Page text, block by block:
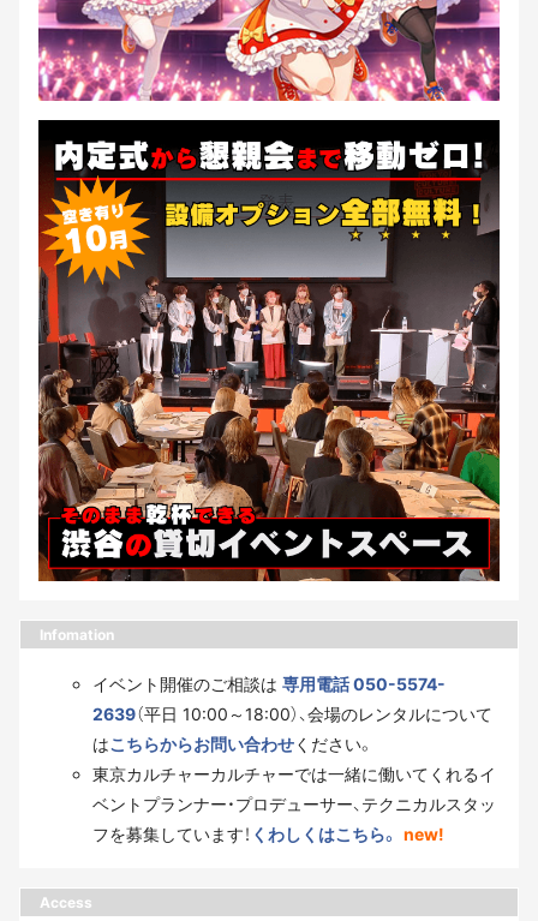
Infomation
イベント開催のご相談は 専用電話 050-5574-
2639（平日 10:00～18:00）、会場のレンタルについて
はこちらからお問い合わせください。
東京カルチャーカルチャーでは一緒に働いてくれるイ
ベントプランナー・プロデューサー、テクニカルスタッ
フを募集しています！ くわしくはこちら。 new!
Access